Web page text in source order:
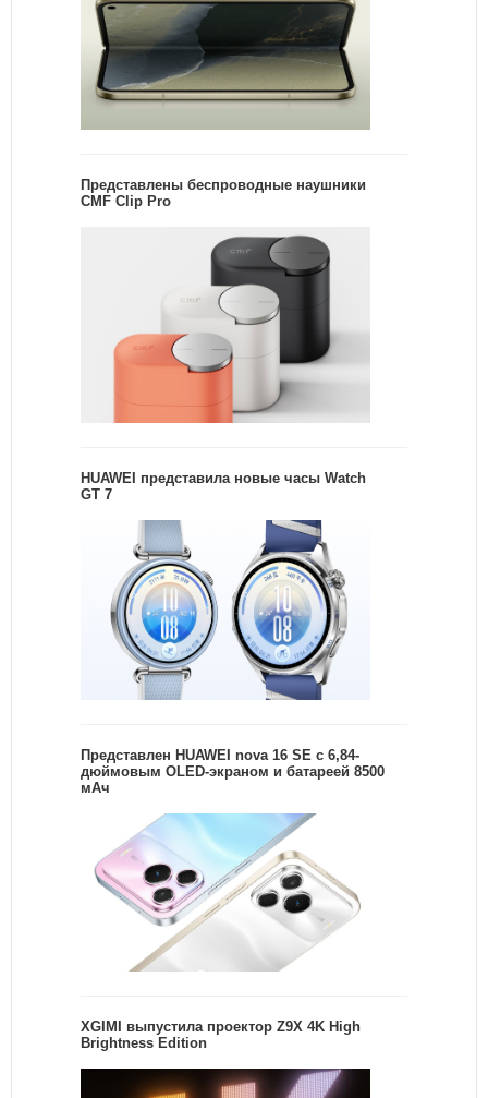
Представлены беспроводные наушники
CMF Clip Pro
HUAWEI представила новые часы Watch
GT 7
Представлен HUAWEI nova 16 SE с 6,84-
дюймовым OLED-экраном и батареей 8500
мАч
XGIMI выпустила проектор Z9X 4K High
Brightness Edition